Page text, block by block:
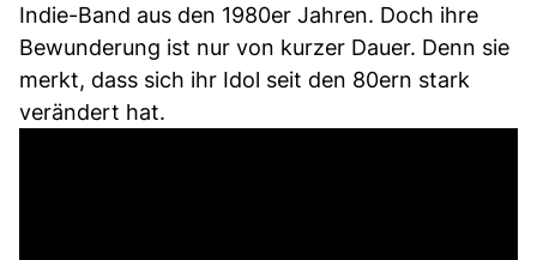
Indie-Band aus den 1980er Jahren. Doch ihre
Bewunderung ist nur von kurzer Dauer. Denn sie
merkt, dass sich ihr Idol seit den 80ern stark
verändert hat.